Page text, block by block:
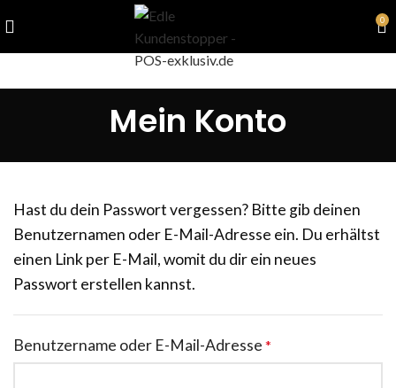
0
Mein Konto
Hast du dein Passwort vergessen? Bitte gib deinen
Benutzernamen oder E-Mail-Adresse ein. Du erhältst
einen Link per E-Mail, womit du dir ein neues
Passwort erstellen kannst.
Benutzername oder E-Mail-Adresse *